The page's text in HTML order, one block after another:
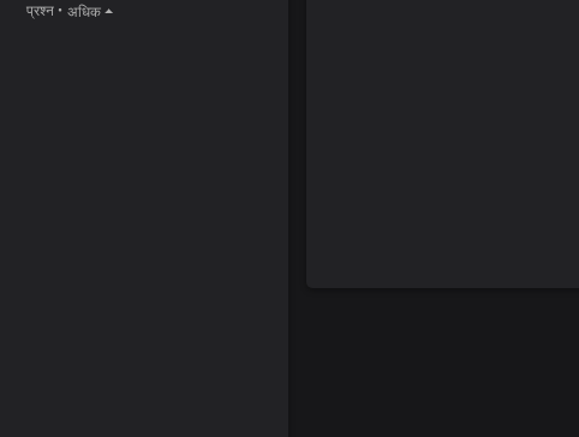
प्रश्न • अधिक